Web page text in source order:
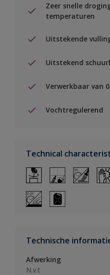
Zeer snelle
temperaturen
Uitstekende
Uitstekend
Verwerkbaar van
Vochtregulerend
Technical
Technische
Afwerking
N.v.t